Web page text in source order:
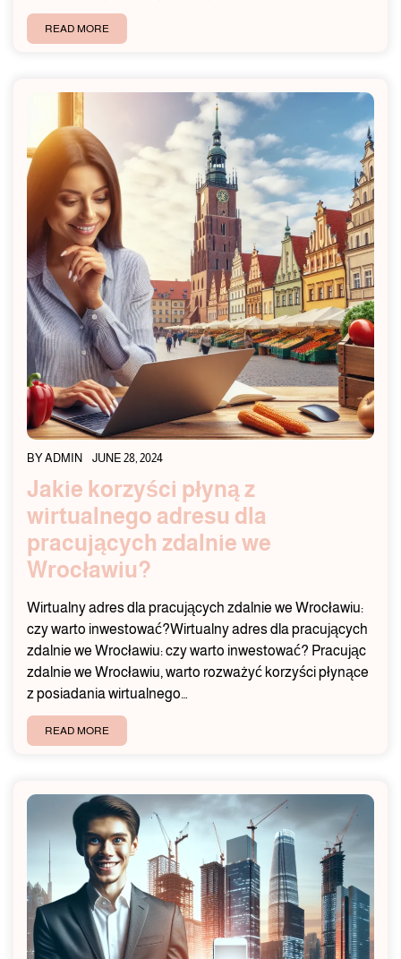
READ MORE
BYADMIN JUNE 28, 2024
Jakie korzyści płyną z
wirtualnego adresu dla
pracujących zdalnie we
Wrocławiu?
Wirtualny adres dla pracujących zdalnie we Wrocławiu:
czy warto inwestować?Wirtualny adres dla pracujących
zdalnie we Wrocławiu: czy warto inwestować? Pracując
zdalnie we Wrocławiu, warto rozważyć korzyści płynące
z posiadania wirtualnego…
READ MORE